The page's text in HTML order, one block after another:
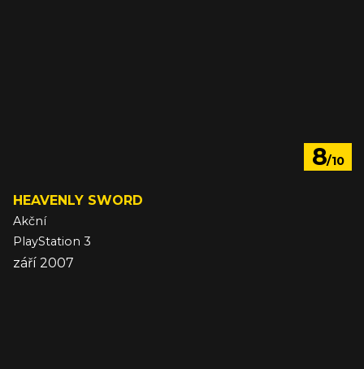
8/10
HEAVENLY SWORD
Akční
PlayStation 3
září 2007